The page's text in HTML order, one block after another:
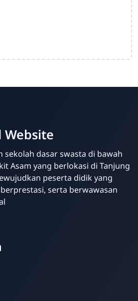
Website
sekolah dasar swasta di bawah
Asam yang berlokasi di Tanjung
peserta didik yang
serta berwawasan